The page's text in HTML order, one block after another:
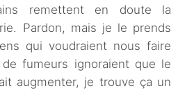
remettent en doute la
Pardon, mais je le prends
qui voudraient nous faire
fumeurs ignoraient que le
augmenter, je trouve ça un